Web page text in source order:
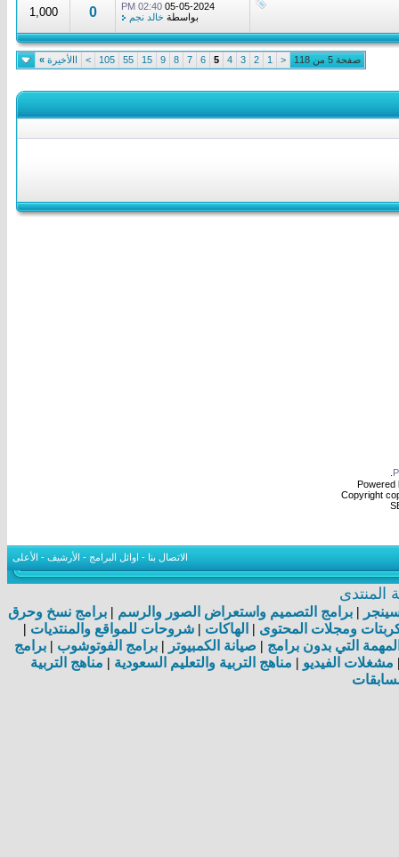
05-05-2024
02:40 PM
بواسطة خالد نجم 0
1,000
صفحة 5 من 118 <
1
2
3
4
5
6
7
8
9
15
55
105
> االأخيرة »
Powered
Copyright
الاتصال بنا - اوائل البرامج - الأرشيف - الأعلى
المنتدى
|برامج التصميم واستعراض الصور والرسم |برامج نسخ وحرق
ومجلات المحتوى | الهاكات |شروحات للمواقع والمنتديات |
التي بدون برامج | صيانة الكمبيوتر |برامج الفوتوشوب |برامج
مشغلات الفيديو | مناهج التربية والتعليم السعودية | مناهج التربية